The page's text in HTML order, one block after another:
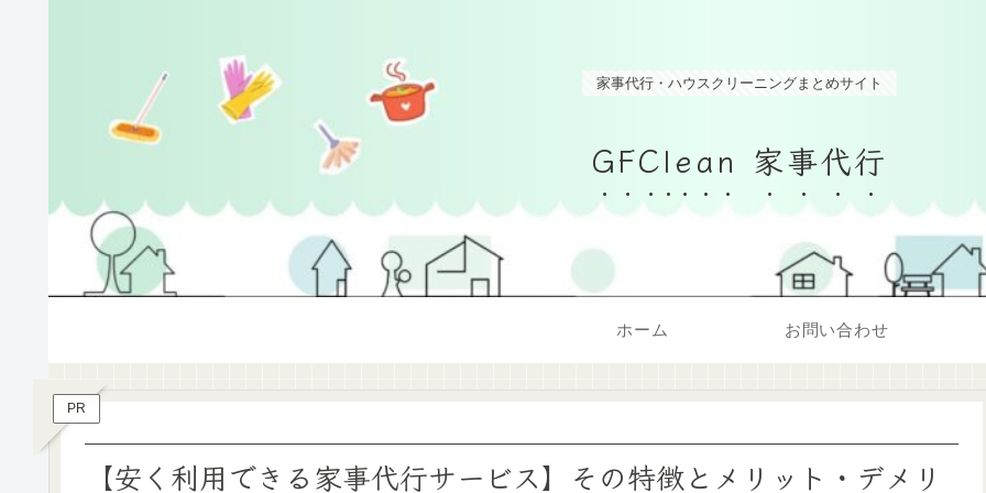
家事代行・ハウスクリーニングまとめサイト
GFClean 家事代行
ホーム お問い合わせ
PR
【安く利用できる家事代行サービス】その特徴とメリット・デメリ